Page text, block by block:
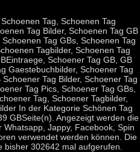
Tag, Schoenen Tag
Tag Bilder, Schoenen Tag GB
Schoenen Tag GBs, Schoenen Tag
Tagbilder, Schoenen Tag
Schoener Tag GB, GB
Gaestebuchbilder, Schoener Tag
Tag Bilder, Schoener Tag
Tag Pics, Schoener Tag GBs,
Tag, Schoener Tagbilder,
In der Kategorie Schönen Tag
GBSeite(n). Angezeigt werden die
Jappy, Facebook, Spin
verwendet werden können. Die
bisher 302642 mal aufgerufen.